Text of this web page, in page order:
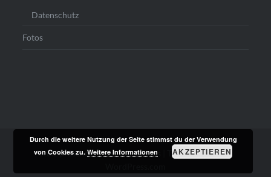
Datenschutz
Fotos
Stolz präsentiert von WordPress
Theme: Dyad von
Durch die weitere Nutzung der Seite stimmst du der Verwendung
von Cookies zu.Weitere Informationen AKZEPTIEREN